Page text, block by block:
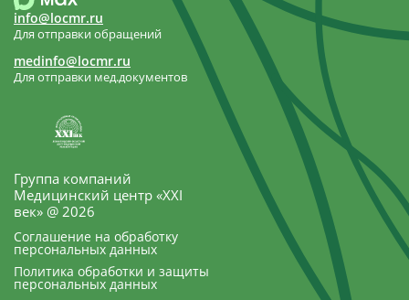
Группа компаний
Медицинский центр «XXI
век» @ 2026
Соглашение на обработку
персональных данных
Политика обработки и защиты
персональных данных
info@locmr.ru
Для отправки обращений
medinfo@locmr.ru
Для отправки мед.документов